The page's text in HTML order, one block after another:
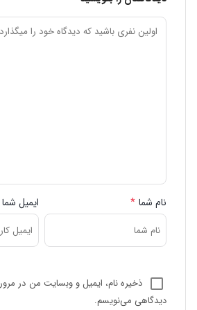
نام شما * ایمیل شما
ذخیره نام، ایمیل و وبسایت من در
دیدگاهی می‌نویسم.